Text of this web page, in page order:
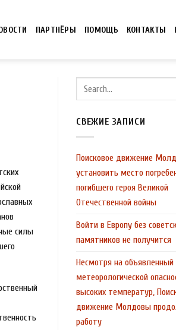
ПАРТНЁРЫ ПОМОЩЬ КОНТАКТЫ
силы
СВЕЖИЕ ЗАПИСИ
Поисковое движение
установить место
погибшего героя Великой
Отечественной войны
Войти в Европу без
памятников не получится
Несмотря на
метеорологической
высоких температур,
движение Молдовы
работу